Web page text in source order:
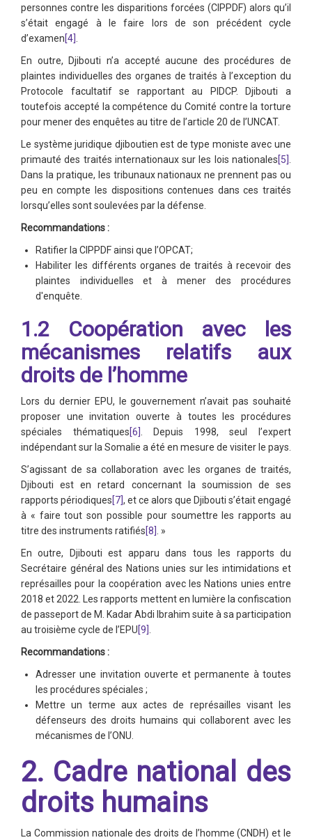
personnes contre les disparitions forcées (CIPPDF) alors qu’il
s’était engagé à le faire lors de son précédent cycle
d’examen[4] .
En outre, Djibouti n’a accepté aucune des procédures de
plaintes individuelles des organes de traités à l’exception du
Protocole facultatif se rapportant au PIDCP. Djibouti a
toutefois accepté la compétence du Comité contre la torture
pour mener des enquêtes au titre de l’article 20 de l’UNCAT.
Le système juridique djiboutien est de type moniste avec une
primauté des traités internationaux sur les lois nationales[5] .
Dans la pratique, les tribunaux nationaux ne prennent pas ou
peu en compte les dispositions contenues dans ces traités
lorsqu’elles sont soulevées par la défense.
Recommandations :
Ratifier la CIPPDF ainsi que l’OPCAT;
Habiliter les différents organes de traités à recevoir des
plaintes individuelles et à mener des procédures
d'enquête.
1.2 Coopération avec les
mécanismes relatifs aux
droits de l’homme
Lors du dernier EPU, le gouvernement n’avait pas souhaité
proposer une invitation ouverte à toutes les procédures
spéciales thématiques[6] . Depuis 1998, seul l’expert
indépendant sur la Somalie a été en mesure de visiter le pays.
S’agissant de sa collaboration avec les organes de traités,
Djibouti est en retard concernant la soumission de ses
rapports périodiques[7] , et ce alors que Djibouti s’était engagé
à « faire tout son possible pour soumettre les rapports au
titre des instruments ratifiés[8] . »
En outre, Djibouti est apparu dans tous les rapports du
Secrétaire général des Nations unies sur les intimidations et
représailles pour la coopération avec les Nations unies entre
2018 et 2022. Les rapports mettent en lumière la confiscation
de passeport de M. Kadar Abdi Ibrahim suite à sa participation
au troisième cycle de l’EPU[9] .
Recommandations :
Adresser une invitation ouverte et permanente à toutes
les procédures spéciales ;
Mettre un terme aux actes de représailles visant les
défenseurs des droits humains qui collaborent avec les
mécanismes de l’ONU.
2. Cadre national des
droits humains
La Commission nationale des droits de l’homme (CNDH) et le